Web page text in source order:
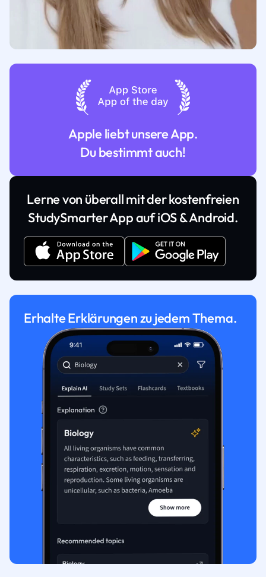
Apple liebt unsere App.
Du bestimmt auch!
Lerne von überall mit der kostenfreien
StudySmarter App auf iOS & Android.
Erhalte Erklärungen zu jedem Thema.